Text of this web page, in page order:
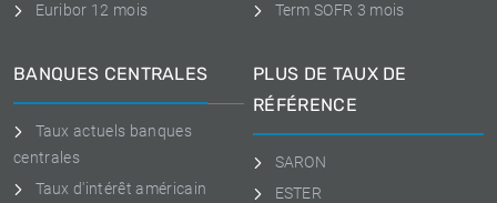
Euribor 12 mois
Term SOFR 3 mois
BANQUES CENTRALES
Taux actuels banques
centrales
Taux d'intérêt américain
PLUS DE TAUX DE
RÉFÉRENCE
SARON
ESTER